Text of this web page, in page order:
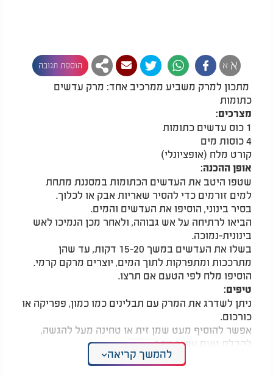
א א הוספת תגובה
מתכון למרק משביע ממרכיב אחד: מרק עדשים
כתומות
מצרכים:
1 כוס עדשים כתומות
4 כוסות מים
קורט מלח (אופציונלי)
אופן ההכנה:
שטפו היטב את העדשים הכתומות במסננת מתחת
למים זורמים כדי להסיר שאריות אבק או לכלוך.
בסיר בינוני, הוסיפו את העדשים והמים.
הביאו לרתיחה על אש גבוהה, ולאחר מכן הנמיכו לאש
בינונית-נמוכה.
בשלו את העדשים במשך 15-20 דקות, עד שהן
מתרככות ומתפרקות לתוך המים, יוצרים מרקם קרמי.
הוסיפו מלח לפי הטעם אם תרצו.
טיפים:
ניתן לשדרג את המרק עם תבלינים כמו כמון, פפריקה או
כורכום.
אפשר להוסיף מעט שמן זית או טחינה מעל להגשה,
לקבלת טעם עשיר יותר.
מרק זה פשוט, משביע ומלא בחלבון וסיבים תזונתיים -
פתרון קל ומהיר לארוחה בריאה!
להמשך קריאה